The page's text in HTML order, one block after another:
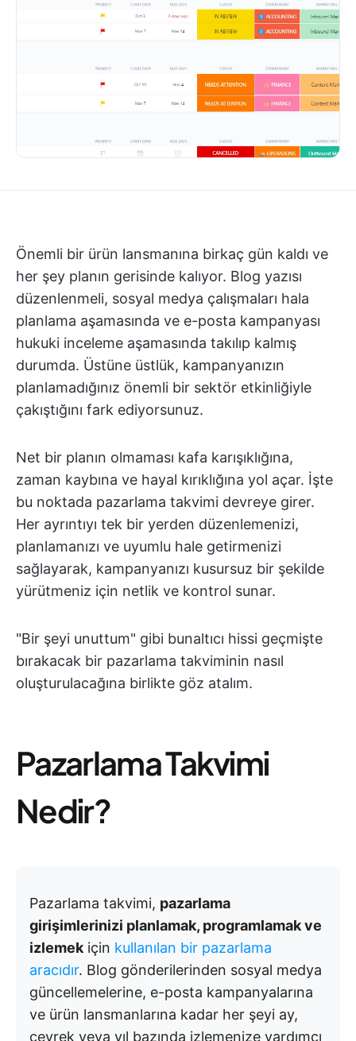
Önemli bir ürün lansmanına birkaç gün kaldı ve
her şey planın gerisinde kalıyor. Blog yazısı
düzenlenmeli, sosyal medya çalışmaları hala
planlama aşamasında ve e-posta kampanyası
hukuki inceleme aşamasında takılıp kalmış
durumda. Üstüne üstlük, kampanyanızın
planlamadığınız önemli bir sektör etkinliğiyle
çakıştığını fark ediyorsunuz.
Net bir planın olmaması kafa karışıklığına,
zaman kaybına ve hayal kırıklığına yol açar. İşte
bu noktada pazarlama takvimi devreye girer.
Her ayrıntıyı tek bir yerden düzenlemenizi,
planlamanızı ve uyumlu hale getirmenizi
sağlayarak, kampanyanızı kusursuz bir şekilde
yürütmeniz için netlik ve kontrol sunar.
"Bir şeyi unuttum" gibi bunaltıcı hissi geçmişte
bırakacak bir pazarlama takviminin nasıl
oluşturulacağına birlikte göz atalım.
Pazarlama Takvimi
Nedir?
Pazarlama takvimi, pazarlama
girişimlerinizi planlamak, programlamak ve
izlemek için kullanılan bir pazarlama
aracıdır. Blog gönderilerinden sosyal medya
güncellemelerine, e-posta kampanyalarına
ve ürün lansmanlarına kadar her şeyi ay,
çeyrek veya yıl bazında izlemenize yardımcı